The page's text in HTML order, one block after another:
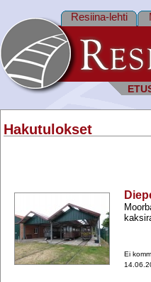
Resiina-lehti
Hakutulokset
Ei